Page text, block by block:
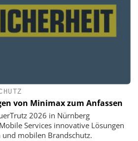
von Minimax zum Anfassen
2026 in Nürnberg
Services innovative Lösungen
mobilen Brandschutz.